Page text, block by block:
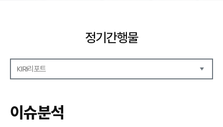
정기간행물
KIRI리포트
보험금융연구
KIRI 리포트
이슈분석